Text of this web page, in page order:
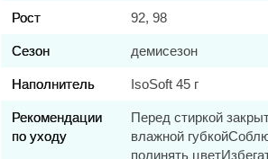
по низу утянута резинкой.
Полукомбинезон
на лямках однотонный:
утеплитель 45 гр.,
подкладка 100% полиэстер.
Температурный режим от +5°С.
Рост 92, 98
Сезон демисезон
Наполнитель IsoSoft 45 г
Рекомендации
по уходу
Перед стиркой
влажной
полинять